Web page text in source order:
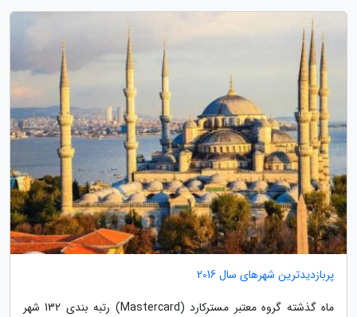
پربازدیدترین شهرهای سال 2016
ماه گذشته گروه معتبر مسترکارد (Mastercard) رتبه بندی 132 شهر